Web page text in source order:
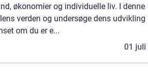
økonomier og individuelle liv. I denne
verden og undersøge dens udvikling
om du er e...
01 juli